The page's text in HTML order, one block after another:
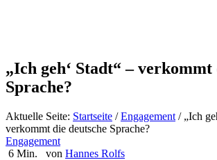
„Ich geh‘ Stadt“ – verkommt
Sprache?
Aktuelle Seite: Startseite / Engagement /„Ich
verkommt die deutsche Sprache?
Engagement
6 Min.
von Hannes Rolfs